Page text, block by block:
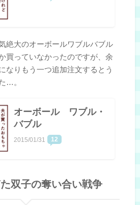
絶大のオーボールワブルバブル
買っていなかったのですが、余
なりもう一つ追加注文するとう
…。
オーボール ワブル・
バブル
2015/01/31 12
双子の奪い合い戦争